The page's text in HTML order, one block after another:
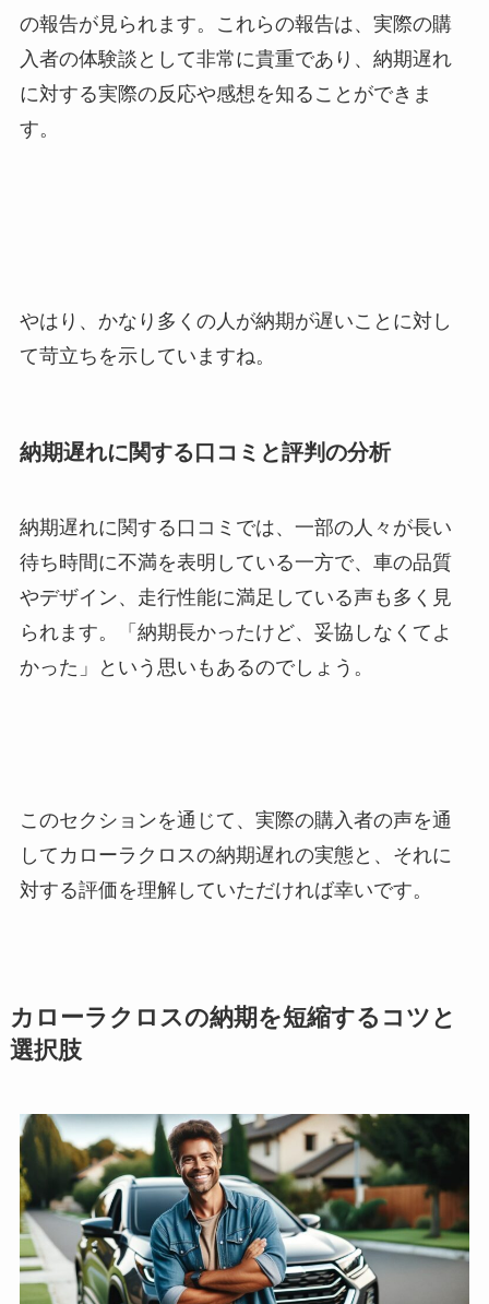
の報告が見られます。これらの報告は、実際の購
入者の体験談として非常に貴重であり、納期遅れ
に対する実際の反応や感想を知ることができま
す。
やはり、かなり多くの人が納期が遅いことに対し
て苛立ちを示していますね。
納期遅れに関する口コミと評判の分析
納期遅れに関する口コミでは、一部の人々が長い
待ち時間に不満を表明している一方で、車の品質
やデザイン、走行性能に満足している声も多く見
られます。「納期長かったけど、妥協しなくてよ
かった」という思いもあるのでしょう。
このセクションを通じて、実際の購入者の声を通
してカローラクロスの納期遅れの実態と、それに
対する評価を理解していただければ幸いです。
カローラクロスの納期を短縮するコツと
選択肢